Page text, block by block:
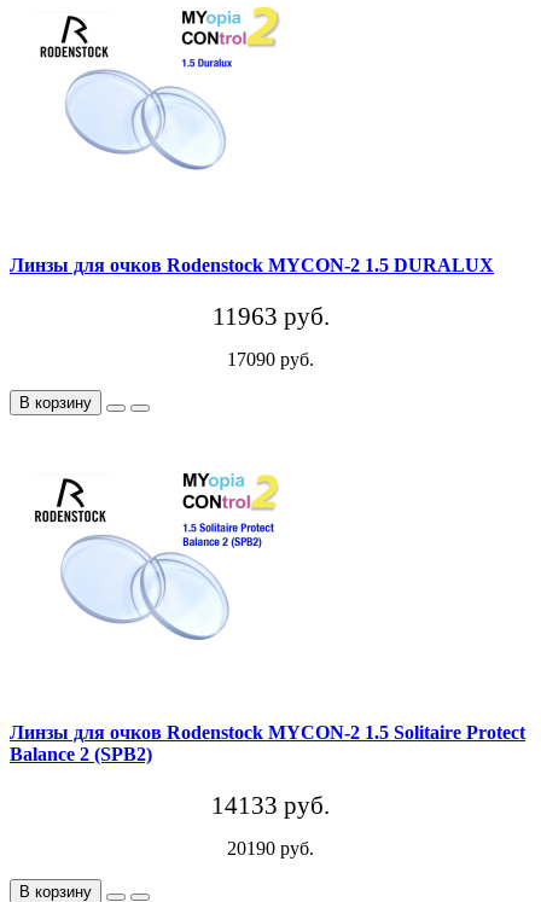
Линзы для очков Rodenstock MYCON-2 1.5 DURALUX
11963 руб.
17090 руб.
В корзину
Линзы для очков Rodenstock MYCON-2 1.5 Solitaire Protect
Balance 2 (SPB2)
14133 руб.
20190 руб.
В корзину